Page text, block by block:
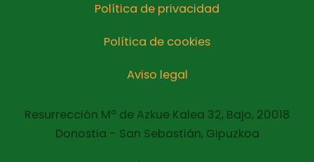
Política de privacidad
Política de cookies
Aviso legal
Resurrección Mª de Azkue Kalea 32, Bajo, 20018
Donostia - San Sebastián, Gipuzkoa